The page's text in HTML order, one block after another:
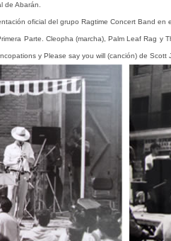
de Abarán.
oficial del grupo Ragtime Concert Band en
Parte. Cleopha (marcha), Palm Leaf Rag
y Please say you will (canción) de